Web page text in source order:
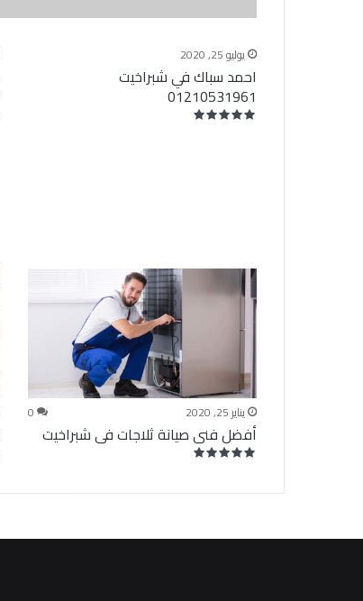
يوليو 25, 2020
احمد سباك في شبراخيت
01210531961
يناير 25, 2020 0
أفضل فنى صيانة ثلاجات فى شبراخيت